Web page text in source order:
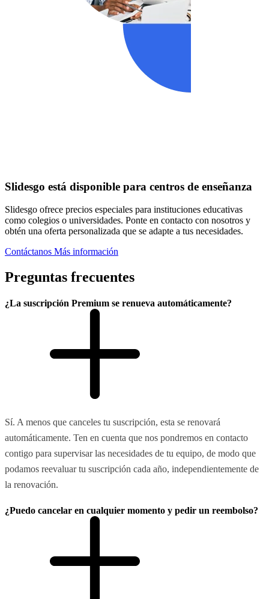
Slidesgo está disponible para centros de enseñanza
Slidesgo ofrece precios especiales para instituciones educativas
como colegios o universidades. Ponte en contacto con nosotros y
obtén una oferta personalizada que se adapte a tus necesidades.
Contáctanos Más información
Preguntas frecuentes
¿La suscripción Premium se renueva automáticamente?
Sí. A menos que canceles tu suscripción, esta se renovará
automáticamente. Ten en cuenta que nos pondremos en contacto
contigo para supervisar las necesidades de tu equipo, de modo que
podamos reevaluar tu suscripción cada año, independientemente de
la renovación.
¿Puedo cancelar en cualquier momento y pedir un reembolso?